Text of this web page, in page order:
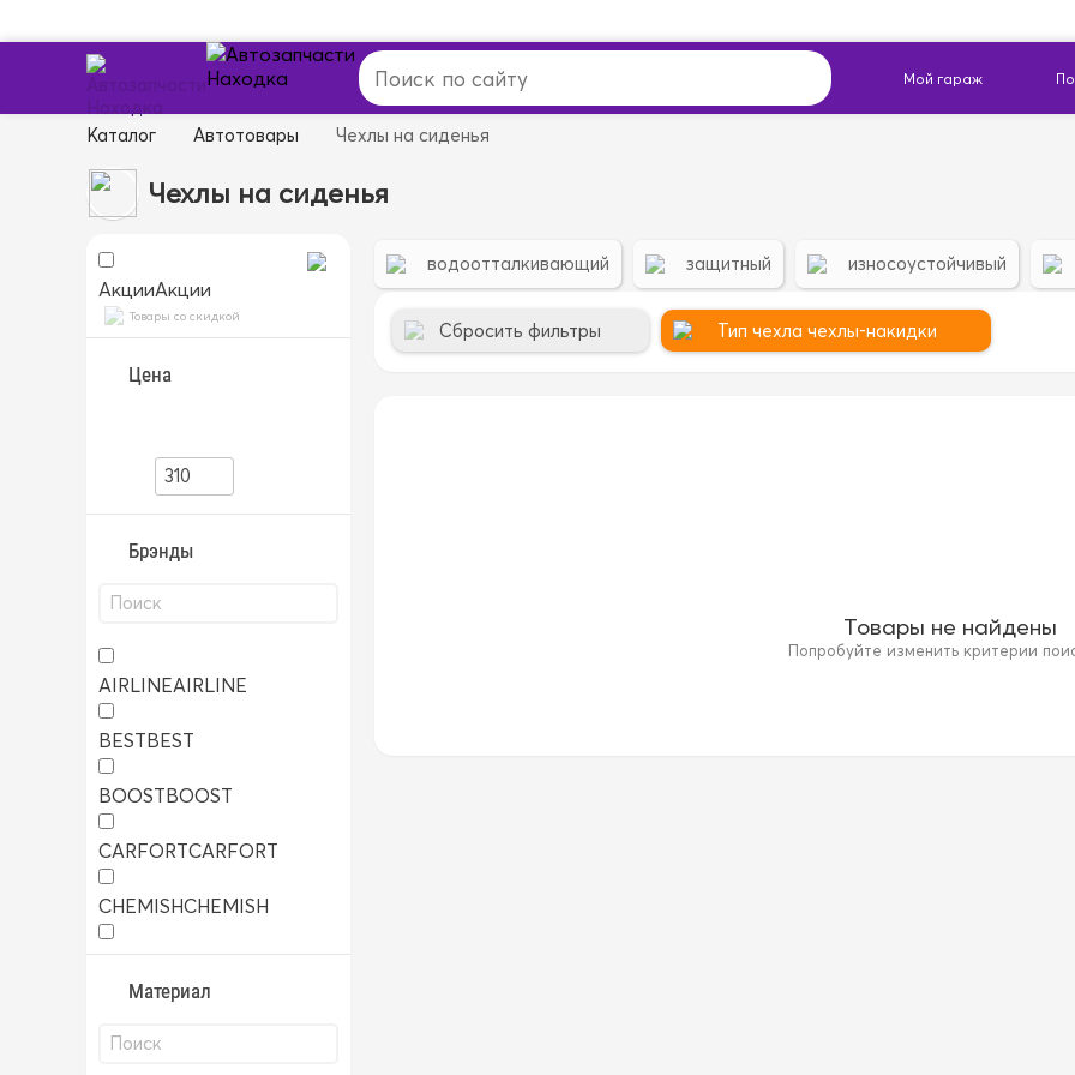
Каталог Автотовары Чехлы на сиденья
Чехлы на сиденья
АкцииАкции
Товары со скидкой
Цена
Брэнды
AIRLINEAIRLINE
BESTBEST
BOOSTBOOST
CARFORTCARFORT
CHEMISHCHEMISH
TRSTRS
Материал
водоотталкивающий защитный износоустойчивый
Сбросить фильтры Тип чехла чехлы-накидки
Товары не найдены
Попробуйте изменить критерии